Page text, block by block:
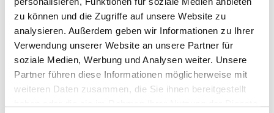
zu können und die Zugriffe auf unsere Website zu
analysieren. Außerdem geben wir Informationen zu Ihrer
Verwendung unserer Website an unsere Partner für
soziale Medien, Werbung und Analysen weiter. Unsere
Partner führen diese Informationen möglicherweise mit
weiteren Daten zusammen, die Sie ihnen bereitgestellt